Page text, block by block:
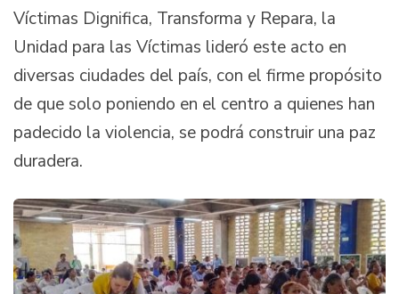
Víctimas Dignifica, Transforma y Repara, la
Unidad para las Víctimas lideró este acto en
diversas ciudades del país, con el firme propósito
de que solo poniendo en el centro a quienes han
padecido la violencia, se podrá construir una paz
duradera.